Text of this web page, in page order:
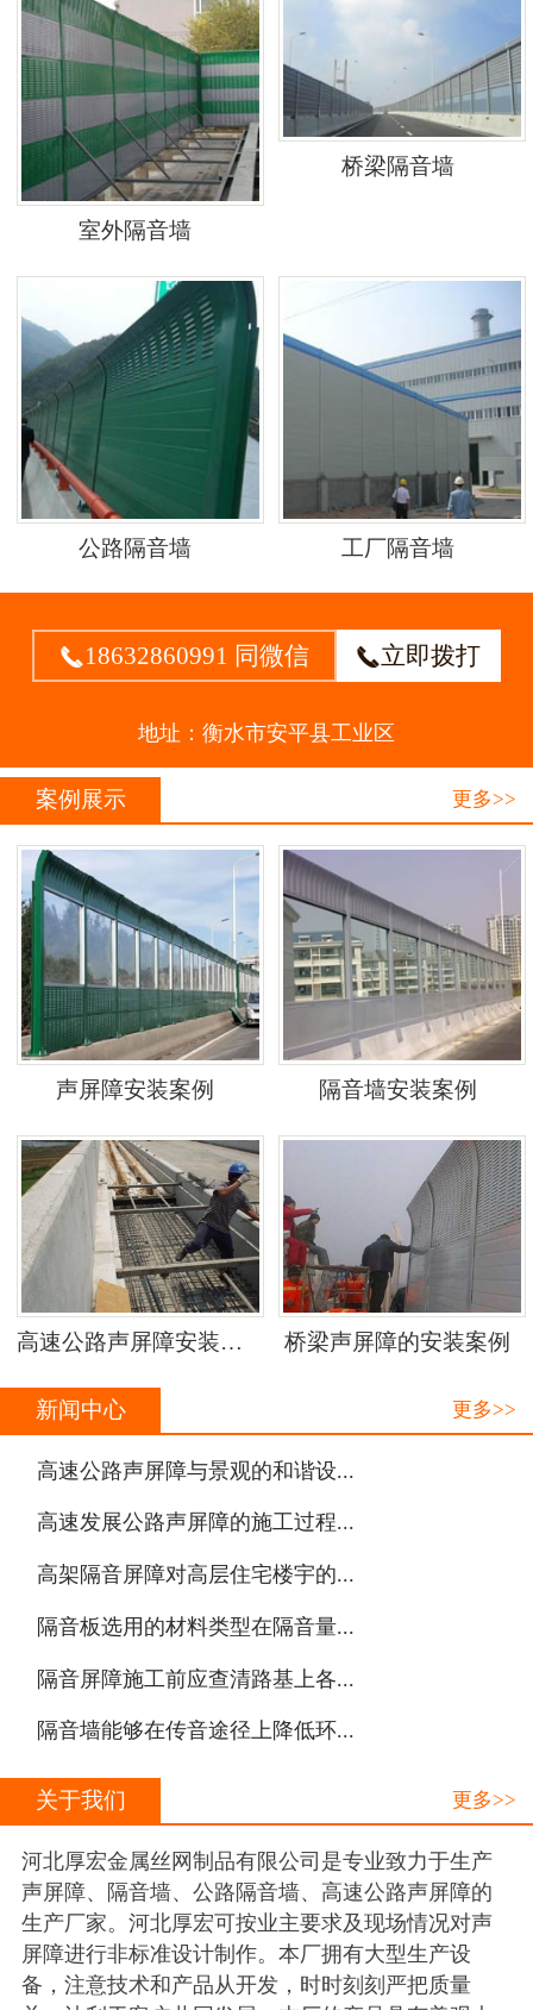
室外隔音墙
桥梁隔音墙
公路隔音墙 工厂隔音墙
18632860991 同微信 立即拨打
地址：衡水市安平县工业区
更多>>
案例展示
声屏障安装案例 隔音墙安装案例
高速公路声屏障安装案例 桥梁声屏障的安装案例
更多>>
新闻中心
高速公路声屏障与景观的和谐设...
高速发展公路声屏障的施工过程...
高架隔音屏障对高层住宅楼宇的...
隔音板选用的材料类型在隔音量...
隔音屏障施工前应查清路基上各...
隔音墙能够在传音途径上降低环...
更多>>
关于我们
河北厚宏金属丝网制品有限公司是专业致力于生产
声屏障、隔音墙、公路隔音墙、高速公路声屏障的
生产厂家。河北厚宏可按业主要求及现场情况对声
屏障进行非标准设计制作。本厂拥有大型生产设
备，注意技术和产品从开发，时时刻刻严把质量